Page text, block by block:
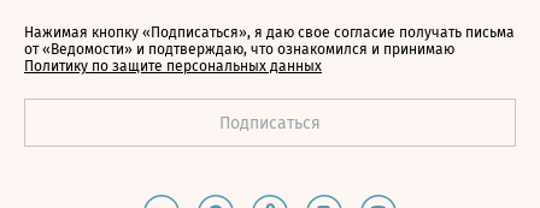
Нажимая кнопку «Подписаться», я даю свое согласие получать письма
от «Ведомости» и подтверждаю, что ознакомился и принимаю
Политику по защите персональных данных